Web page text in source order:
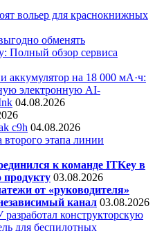
вольер для краснокнижных
обменять
Полный обзор сервиса
аккумулятор на 18 000 мА·ч:
электронную AI-
04.08.2026
c9h 04.08.2026
второго этапа линии
к команде ITKey в
продукту 03.08.2026
от «руководителя»
канал 03.08.2026
конструкторскую
для беспилотных